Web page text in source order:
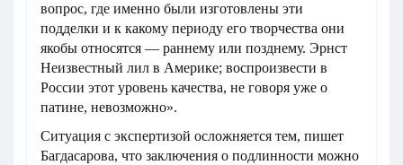
вопрос, где именно были изготовлены эти
подделки и к какому периоду его творчества они
якобы относятся — раннему или позднему. Эрнст
Неизвестный лил в Америке; воспроизвести в
России этот уровень качества, не говоря уже о
патине, невозможно».
Ситуация с экспертизой осложняется тем, пишет
Багдасарова, что заключения о подлинности можно